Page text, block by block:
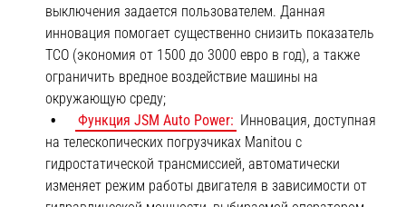
выключения задается пользователем. Данная
инновация помогает существенно снизить показатель
TCO (экономия от 1500 до 3000 евро в год), а также
ограничить вредное воздействие машины на
окружающую среду;
Функция JSM Auto Power: Инновация, доступная
на телескопических погрузчиках Manitou с
гидростатической трансмиссией, автоматически
изменяет режим работы двигателя в зависимости от